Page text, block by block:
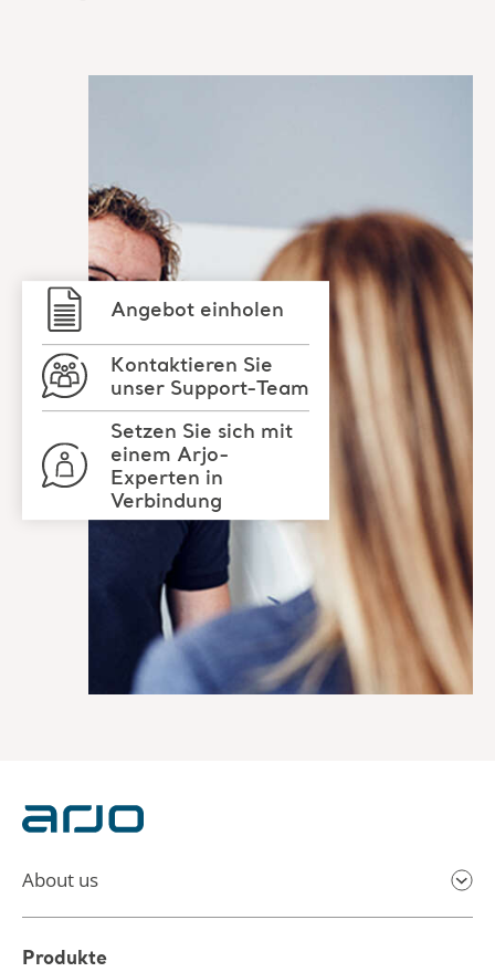
Angebot einholen
Kontaktieren Sie
unser Support-Team
Setzen Sie sich mit
einem Arjo-
Experten in
Verbindung
About us
Produkte